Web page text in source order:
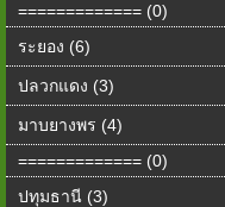
============= (0)
ระยอง (6)
ปลวกแดง (3)
มาบยางพร (4)
============= (0)
ปทุมธานี (3)